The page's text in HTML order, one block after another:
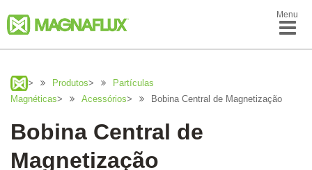
Menu
> Produtos>
Partículas
Magnéticas> Acessórios> Bobina Central de Magnetização
Bobina Central de
Magnetização